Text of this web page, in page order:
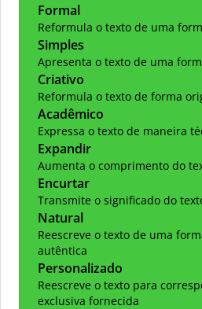
Formal
Reformula o texto de uma
Simples
Apresenta o texto de uma
Criativo
Reformula o texto de forma
Acadêmico
Expressa o texto de maneira
Expandir
Aumenta o comprimento do
Encurtar
Transmite o significado do
Natural
Reescreve o texto de uma
autêntica
Personalizado
Reescreve o texto para
exclusiva fornecida